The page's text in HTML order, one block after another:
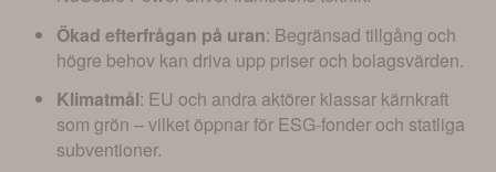
Ökad efterfrågan på uran: Begränsad tillgång och
högre behov kan driva upp priser och bolagsvärden.
Klimatmål: EU och andra aktörer klassar kärnkraft
som grön – vilket öppnar för ESG-fonder och statliga
subventioner.